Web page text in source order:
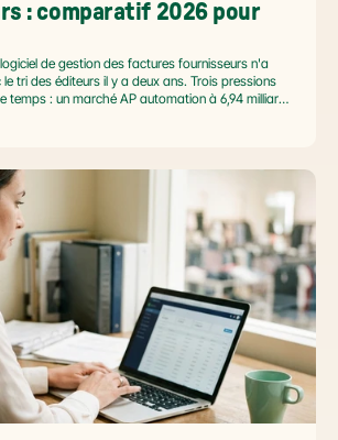
: comparatif 2026 pour
de gestion des factures fournisseurs n'a
tri des éditeurs il y a deux ans. Trois pressions
temps : un marché AP automation à 6,94 milliards
une réforme facture électronique 2026 qui
Forrester 2026). Ce comparatif passe en revue 8
les PME françaises et le positionnement de Libeo